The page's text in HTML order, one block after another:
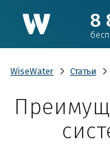
8
Подобрать
WiseWater Статьи